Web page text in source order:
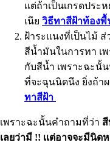
เเต่ถ้าเป็นเกรดประ
เนีย วิธีทาสีฝ้าท้องพื้
ฝ้าระเเนงที่เป็นไม้
สีน้ำมันในการทา เ
กับสีน้ำ เพราะฉะนั้
ที่จะฉุนนิดนึง ยิ่งถ้า
ทาสีฝ้า
เพราะฉะนั้นคำถามที่ว่า
เลยว่ามี !! เเต่อาจจะมีนิ